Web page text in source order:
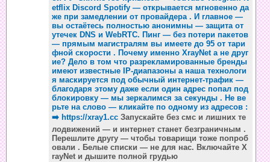
etflix Discord Spotify — открывается мгновенно да
же при замедлении от провайдера . И главное —
вы остаётесь полностью анонимны — защита от
утечек DNS и WebRTC. Пинг — без потери пакетов
— прямым магистралям вы имеете до 95 от тари
фной скорости . Почему именно XrayNet а не друг
ие? Дело в том что разрекламированные бренды
имеют известные IP-диапазоны а наша технологи
я маскируется под обычный интернет-трафик —
благодаря этому даже если один адрес попал под
блокировку — мы зеркалимся за секунды . Не ве
рьте на слово — кликайте по одному из адресов :
➡️ https://xray1.cc Запускайте без смс и лишних те
лодвижений — и интернет станет безграничным .
Перешлите другу — чтобы товарищи тоже попроб
овали . Белые списки — не для нас. Включайте X
rayNet и дышите полной грудью